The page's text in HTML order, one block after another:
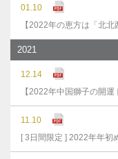
01.10
【2022年の恵方は「北
2021
12.14
【2022年中国獅子の開
11.10
[ 3日間限定 ] 2022年年初